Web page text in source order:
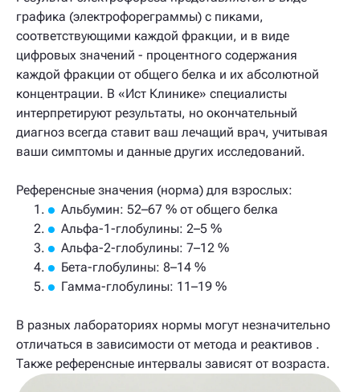
графика (электрофореграммы) с пиками,
соответствующими каждой фракции, и в виде
цифровых значений - процентного содержания
каждой фракции от общего белка и их абсолютной
концентрации. В «Ист Клинике» специалисты
интерпретируют результаты, но окончательный
диагноз всегда ставит ваш лечащий врач, учитывая
ваши симптомы и данные других исследований.
Референсные значения (норма) для взрослых:
Альбумин: 52–67 % от общего белка
Альфа-1-глобулины: 2–5 %
Альфа-2-глобулины: 7–12 %
Бета-глобулины: 8–14 %
Гамма-глобулины: 11–19 %
В разных лабораториях нормы могут незначительно
отличаться в зависимости от метода и реактивов .
Также референсные интервалы зависят от возраста.